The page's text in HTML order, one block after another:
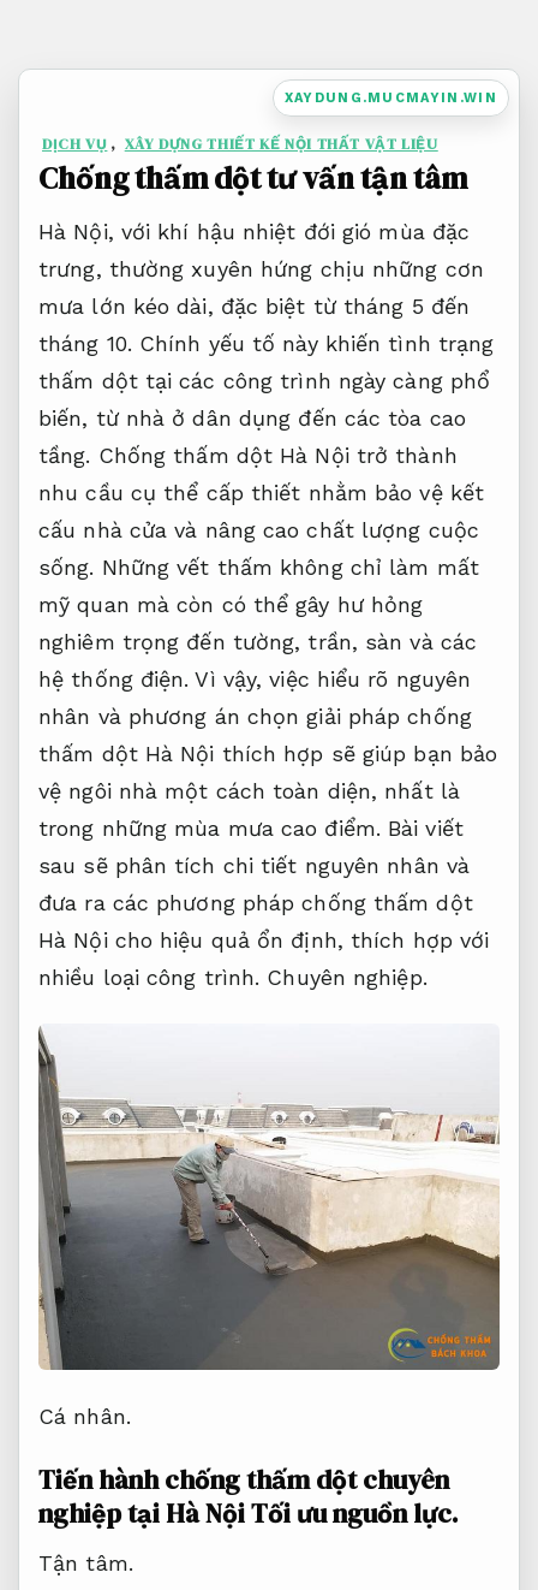
XAYDUNG.MUCMAYIN.WIN
DỊCH VỤ , XÂY DỰNG THIẾT KẾ NỘI THẤT VẬT LIỆU
Chống thấm dột tư vấn tận tâm
Hà Nội, với khí hậu nhiệt đới gió mùa đặc
trưng, thường xuyên hứng chịu những cơn
mưa lớn kéo dài, đặc biệt từ tháng 5 đến
tháng 10. Chính yếu tố này khiến tình trạng
thấm dột tại các công trình ngày càng phổ
biến, từ nhà ở dân dụng đến các tòa cao
tầng. Chống thấm dột Hà Nội trở thành
nhu cầu cụ thể cấp thiết nhằm bảo vệ kết
cấu nhà cửa và nâng cao chất lượng cuộc
sống. Những vết thấm không chỉ làm mất
mỹ quan mà còn có thể gây hư hỏng
nghiêm trọng đến tường, trần, sàn và các
hệ thống điện. Vì vậy, việc hiểu rõ nguyên
nhân và phương án chọn giải pháp chống
thấm dột Hà Nội thích hợp sẽ giúp bạn bảo
vệ ngôi nhà một cách toàn diện, nhất là
trong những mùa mưa cao điểm. Bài viết
sau sẽ phân tích chi tiết nguyên nhân và
đưa ra các phương pháp chống thấm dột
Hà Nội cho hiệu quả ổn định, thích hợp với
nhiều loại công trình. Chuyên nghiệp.
Cá nhân.
Tiến hành chống thấm dột chuyên
nghiệp tại Hà NộiTối ưu nguồn lực.
Tận tâm.